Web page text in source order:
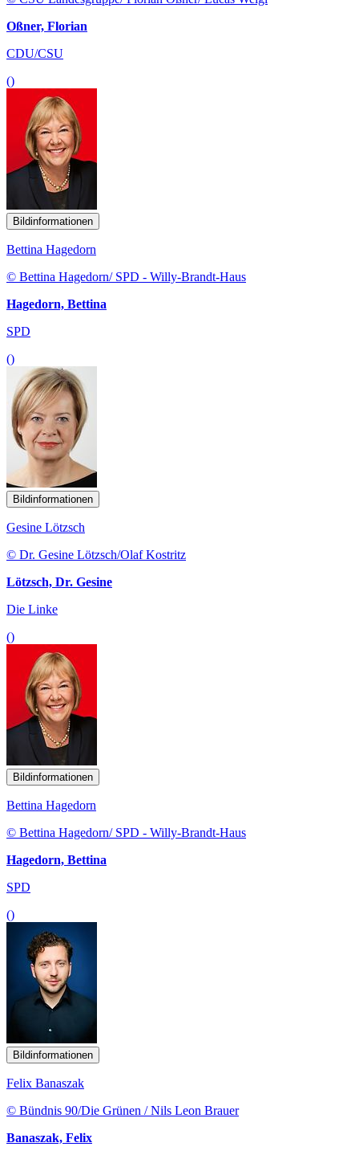
Oßner, Florian
CDU/CSU
()
Bildinformationen
Bettina Hagedorn
© Bettina Hagedorn/ SPD - Willy-Brandt-Haus
Hagedorn, Bettina
SPD
()
Bildinformationen
Gesine Lötzsch
© Dr. Gesine Lötzsch/Olaf Kostritz
Lötzsch, Dr. Gesine
Die Linke
()
Bildinformationen
Bettina Hagedorn
© Bettina Hagedorn/ SPD - Willy-Brandt-Haus
Hagedorn, Bettina
SPD
()
Bildinformationen
Felix Banaszak
© Bündnis 90/Die Grünen / Nils Leon Brauer
Banaszak, Felix